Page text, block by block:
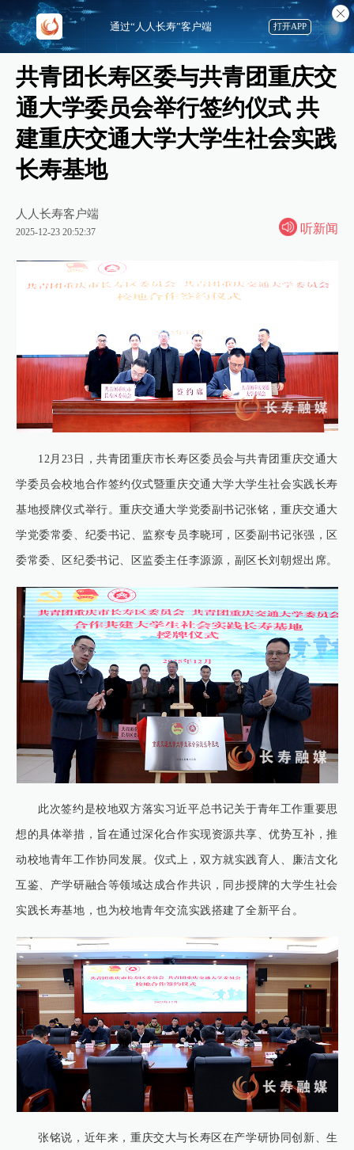
共青团长寿区委与共青团重庆交
通大学委员会举行签约仪式 共
建重庆交通大学大学生社会实践
长寿基地
人人长寿客户端
2025-12-23 20:52:37 听新闻
12月23日，共青团重庆市长寿区委员会与共青团重庆交通大
学委员会校地合作签约仪式暨重庆交通大学大学生社会实践长寿
基地授牌仪式举行。重庆交通大学党委副书记张铭，重庆交通大
学党委常委、纪委书记、监察专员李晓珂，区委副书记张强，区
委常委、区纪委书记、区监委主任李源源，副区长刘朝煜出席。
此次签约是校地双方落实习近平总书记关于青年工作重要思
想的具体举措，旨在通过深化合作实现资源共享、优势互补，推
动校地青年工作协同发展。仪式上，双方就实践育人、廉洁文化
互鉴、产学研融合等领域达成合作共识，同步授牌的大学生社会
实践长寿基地，也为校地青年交流实践搭建了全新平台。
张铭说，近年来，重庆交大与长寿区在产学研协同创新、生
通过“人人长寿”客户端 打开APP